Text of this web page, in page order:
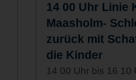
14 00 Uhr Linie
Maasholm-
zurück mit
die Kinder
14 00 Uhr bis 16 10